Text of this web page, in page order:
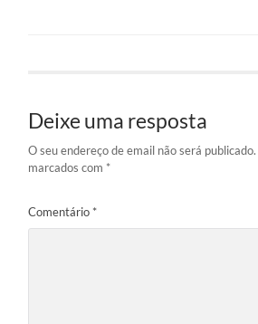
Deixe uma resposta
O seu endereço de email não será publicado.
marcados com *
Comentário *